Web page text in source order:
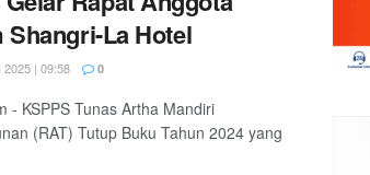
La Hotel
| 09:58 0
- KSPPS Tunas Artha Mandiri
(RAT) Tutup Buku Tahun 2024 yang